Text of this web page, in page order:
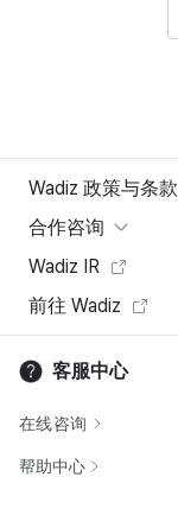
Wadiz 政策与条款
合作咨询
Wadiz IR
前往 Wadiz
客服中心
在线咨询
帮助中心